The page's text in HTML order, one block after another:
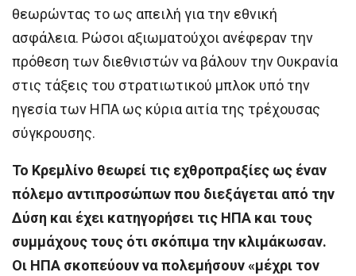
θεωρώντας το ως απειλή για την εθνική
ασφάλεια. Ρώσοι αξιωματούχοι ανέφεραν την
πρόθεση των διεθνιστών να βάλουν την Ουκρανία
στις τάξεις του στρατιωτικού μπλοκ υπό την
ηγεσία των ΗΠΑ ως κύρια αιτία της τρέχουσας
σύγκρουσης.
Το Κρεμλίνο θεωρεί τις εχθροπραξίες ως έναν
πόλεμο αντιπροσώπων που διεξάγεται από την
Δύση και έχει κατηγορήσει τις ΗΠΑ και τους
συμμάχους τους ότι σκόπιμα την κλιμάκωσαν.
Οι ΗΠΑ σκοπεύουν να πολεμήσουν «μέχρι τον